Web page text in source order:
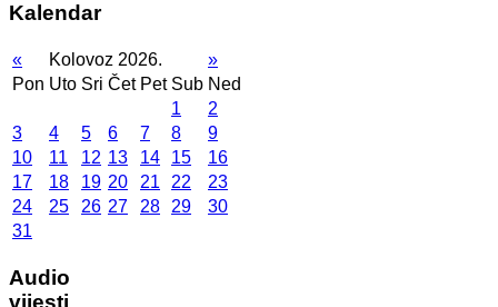
Kalendar
« Kolovoz 2026.
»
Pon Uto Sri Čet Pet Sub Ned
1
2
3
4 5 6 7 8
9
10
11 12 13 14 15
16
17
18 19 20 21 22
23
24
25 26 27 28 29
30
31
Audio
vijesti